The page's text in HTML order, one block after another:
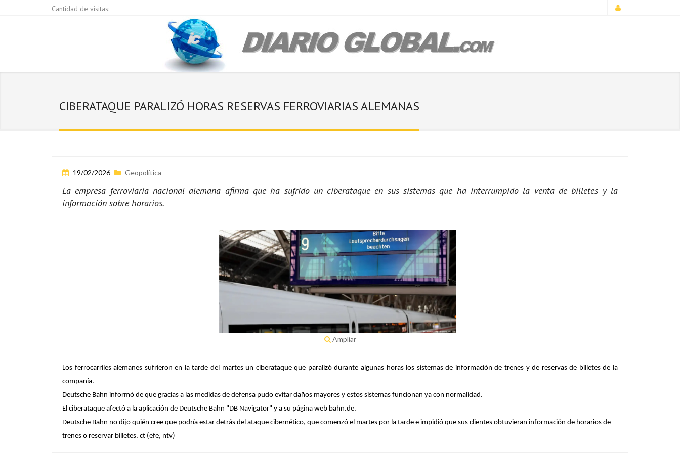
Cantidad de visitas:
CIBERATAQUE PARALIZÓ HORAS RESERVAS FERROVIARIAS ALEMANAS
19/02/2026 Geopolítica
La empresa ferroviaria nacional alemana afirma que ha sufrido un ciberataque en sus sistemas que ha interrumpido la venta de billetes y la
información sobre horarios.
Ampliar
Los ferrocarriles alemanes sufrieron en la tarde del martes un ciberataque que paralizó durante algunas horas los sistemas de información de trenes y de reservas de billetes de la
compañía.
Deutsche Bahn informó de que gracias a las medidas de defensa pudo evitar daños mayores y estos sistemas funcionan ya con normalidad.
El ciberataque afectó a la aplicación de Deutsche Bahn "DB Navigator" y a su página web bahn.de.
Deutsche Bahn no dijo quién cree que podría estar detrás del ataque cibernético, que comenzó el martes por la tarde e impidió que sus clientes obtuvieran información de horarios de
trenes o reservar billetes. ct (efe, ntv)